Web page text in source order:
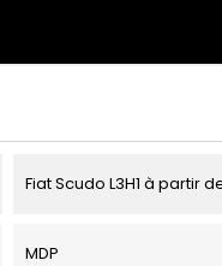
Fiat Scudo L3H1 à partir
MDP